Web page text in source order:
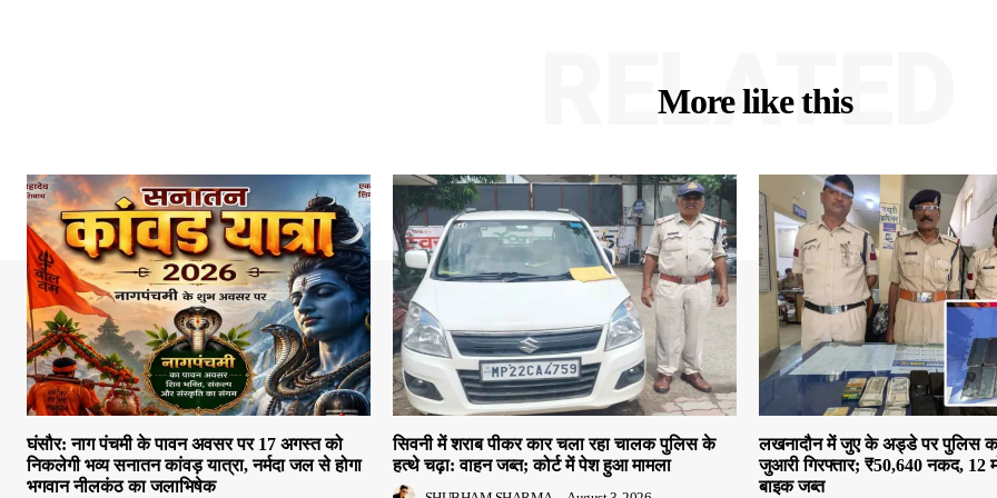
More like this
RELATED
घंसौर: नाग पंचमी के पावन अवसर पर 17 अगस्त को
निकलेगी भव्य सनातन कांवड़ यात्रा, नर्मदा जल से होगा
भगवान नीलकंठ का जलाभिषेक
सिवनी में शराब पीकर कार चला रहा चालक पुलिस के
हत्थे चढ़ा: वाहन जब्त; कोर्ट में पेश हुआ मामला
लखनादौन में जुए के अड्डे पर पुलिस
जुआरी गिरफ्तार; ₹50,640 नकद, 12
बाइक जब्त